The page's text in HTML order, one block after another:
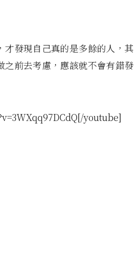
發現自己真的是多餘的人，其
前去考慮，應該就不會有錯發
youtube]